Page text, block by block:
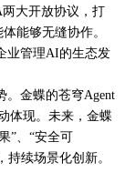
大开放协议，打
能够无缝协作。
业管理AI的生态发
。金蝶的苍穹Agent
体现。未来 ， 金蝶
”、“安全可
持续场景化创新。